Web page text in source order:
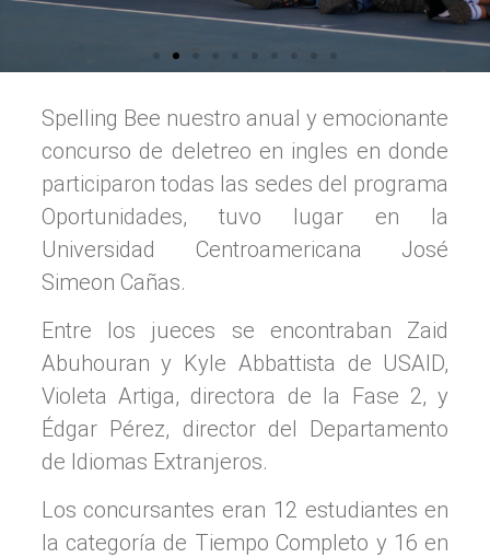
Spelling Bee nuestro anual y emocionante
concurso de deletreo en ingles en donde
participaron todas las sedes del programa
Oportunidades, tuvo lugar en la
Universidad Centroamericana José
Simeon Cañas.
Entre los jueces se encontraban Zaid
Abuhouran y Kyle Abbattista de USAID,
Violeta Artiga, directora de la Fase 2, y
Édgar Pérez, director del Departamento
de Idiomas Extranjeros.
Los concursantes eran 12 estudiantes en
la categoría de Tiempo Completo y 16 en